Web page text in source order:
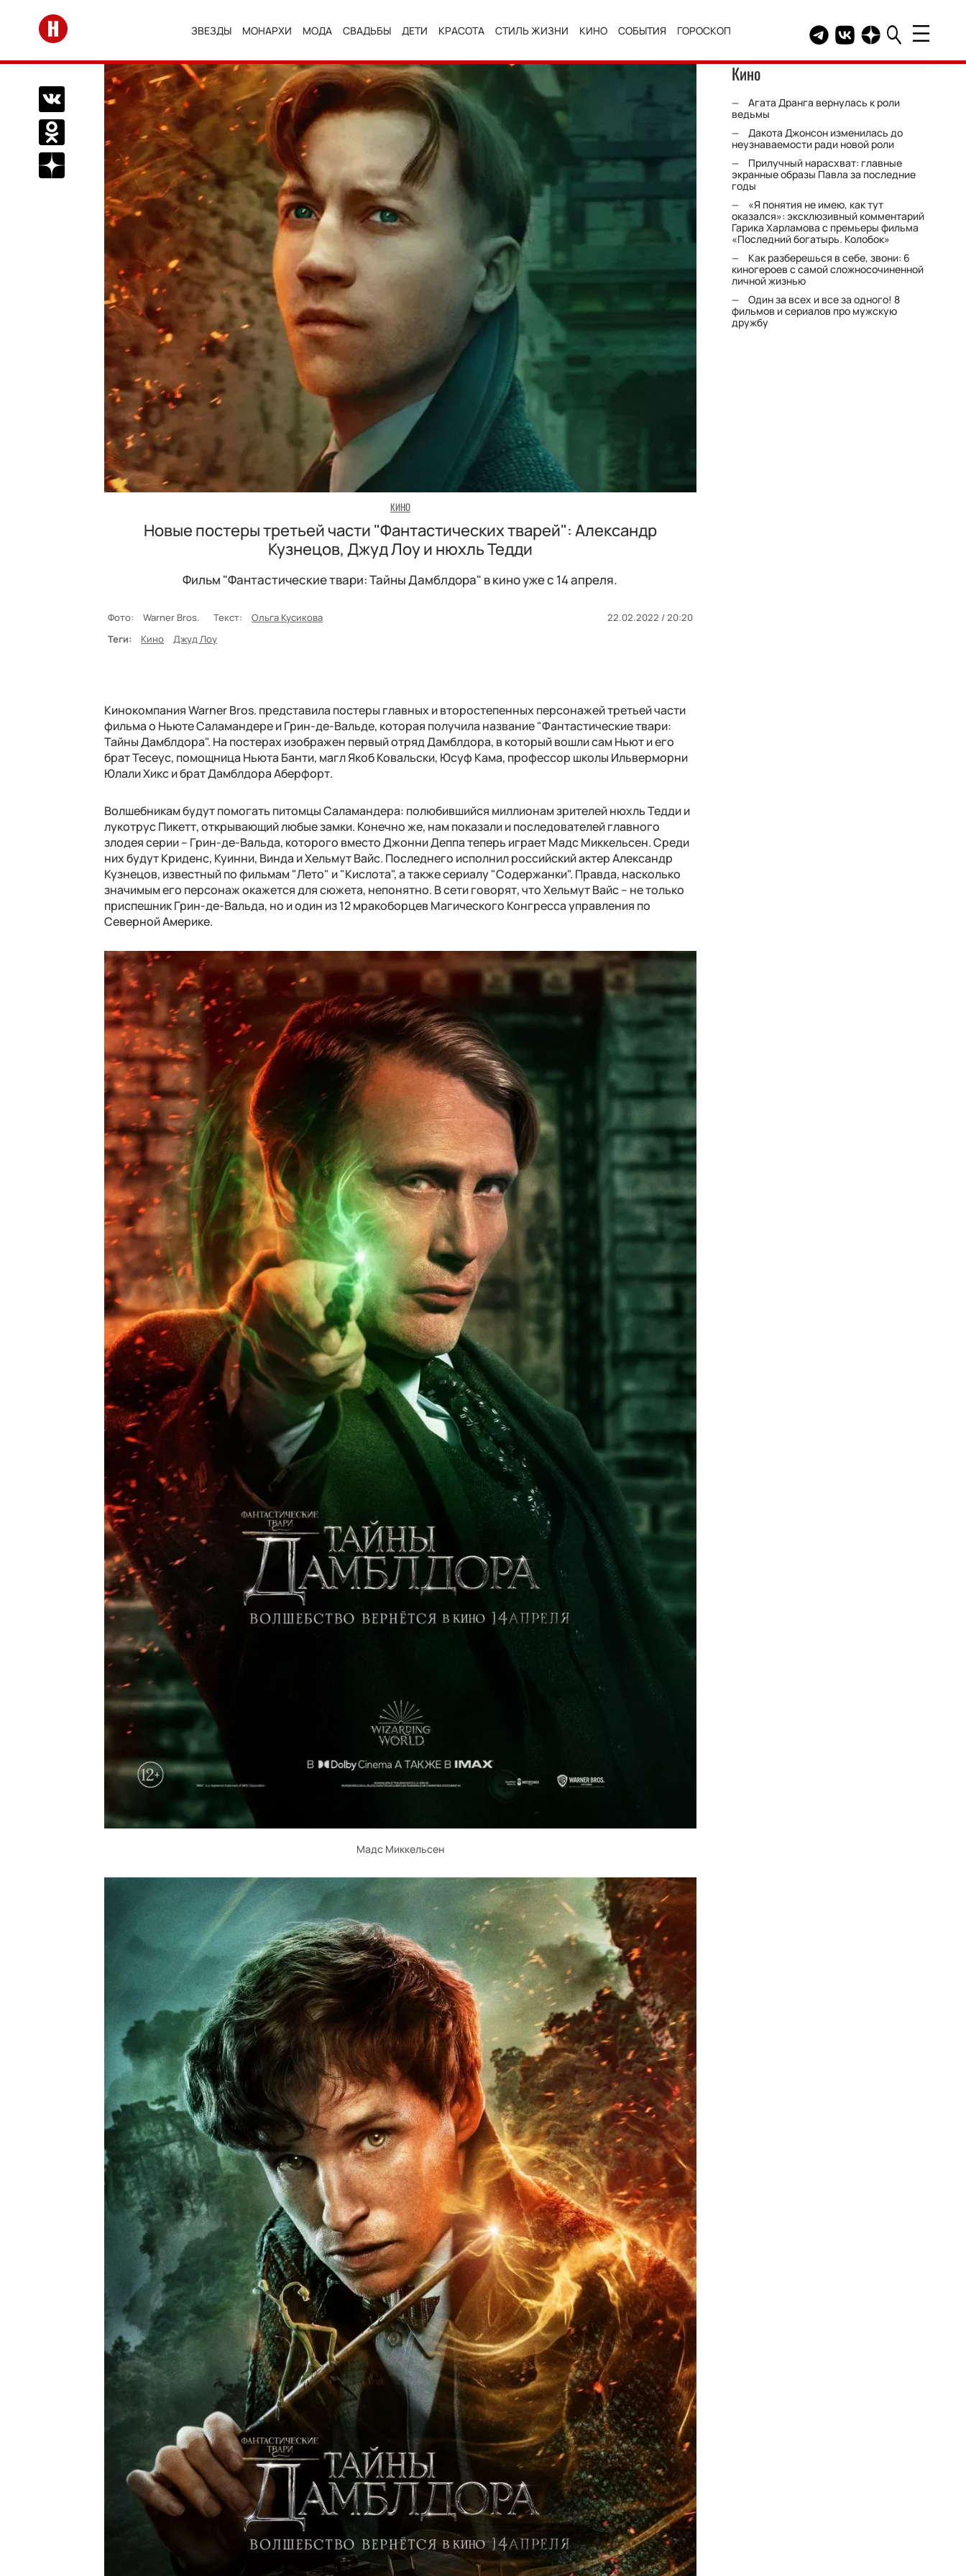
Перейти на главную
ЗВЕЗДЫ МОНАРХИ МОДА СВАДЬБЫ ДЕТИ КРАСОТА СТИЛЬ ЖИЗНИ КИНО СОБЫТИЯ ГОРОСКОП Telegram канал HELLO
Группа HELLO
Канал HELLO в
Поделиться Вконтакте
Поделиться в Одноклассниках
Подписаться на нас в Дзен
КИНО
Новые постеры третьей части "Фантастических тварей": Александр
Кузнецов, Джуд Лоу и нюхль Тедди
Фильм "Фантастические твари: Тайны Дамблдора" в кино уже с 14 апреля.
Фото: Warner Bros. Текст: Ольга Кусикова
22.02.2022 / 20:20
Теги:
Кино Джуд Лоу
Кинокомпания Warner Bros. представила постеры главных и второстепенных персонажей третьей части
фильма о Ньюте Саламандере и Грин-де-Вальде, которая получила название "Фантастические твари:
Тайны Дамблдора". На постерах изображен первый отряд Дамблдора, в который вошли сам Ньют и его
брат Тесеус, помощница Ньюта Банти, магл Якоб Ковальски, Юсуф Кама, профессор школы Ильверморни
Юлали Хикс и брат Дамблдора Аберфорт.
Волшебникам будут помогать питомцы Саламандера: полюбившийся миллионам зрителей нюхль Тедди и
лукотрус Пикетт, открывающий любые замки. Конечно же, нам показали и последователей главного
злодея серии – Грин-де-Вальда, которого вместо Джонни Деппа теперь играет Мадс Миккельсен. Среди
них будут Криденс, Куинни, Винда и Хельмут Вайс. Последнего исполнил российский актер Александр
Кузнецов, известный по фильмам "Лето" и "Кислота", а также сериалу "Содержанки". Правда, насколько
значимым его персонаж окажется для сюжета, непонятно. В сети говорят, что Хельмут Вайс – не только
приспешник Грин-де-Вальда, но и один из 12 мракоборцев Магического Конгресса управления по
Северной Америке.
Мадс Миккельсен
Кино
Агата Дранга вернулась к роли
ведьмы
Дакота Джонсон изменилась до
неузнаваемости ради новой роли
Прилучный нарасхват: главные
экранные образы Павла за последние
годы
«Я понятия не имею, как тут
оказался»: эксклюзивный комментарий
Гарика Харламова с премьеры фильма
«Последний богатырь. Колобок»
Как разберешься в себе, звони: 6
киногероев с самой сложносочиненной
личной жизнью
Один за всех и все за одного! 8
фильмов и сериалов про мужскую
дружбу